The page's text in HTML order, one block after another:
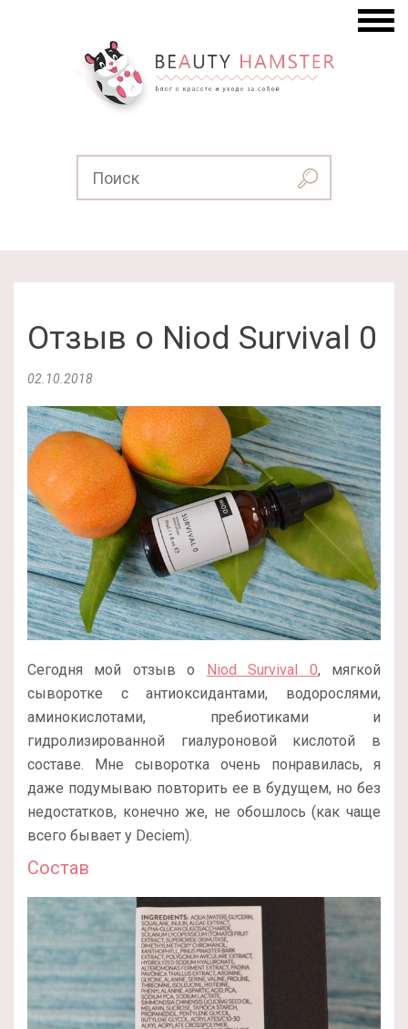
Отзыв о Niod Survival 0
02.10.2018
Сегодня мой отзыв о Niod Survival 0, мягкой
сыворотке с антиоксидантами, водорослями,
аминокислотами, пребиотиками и
гидролизированной гиалуроновой кислотой в
составе. Мне сыворотка очень понравилась, я
даже подумываю повторить ее в будущем, но без
недостатков, конечно же, не обошлось (как чаще
всего бывает у Deciem).
Состав